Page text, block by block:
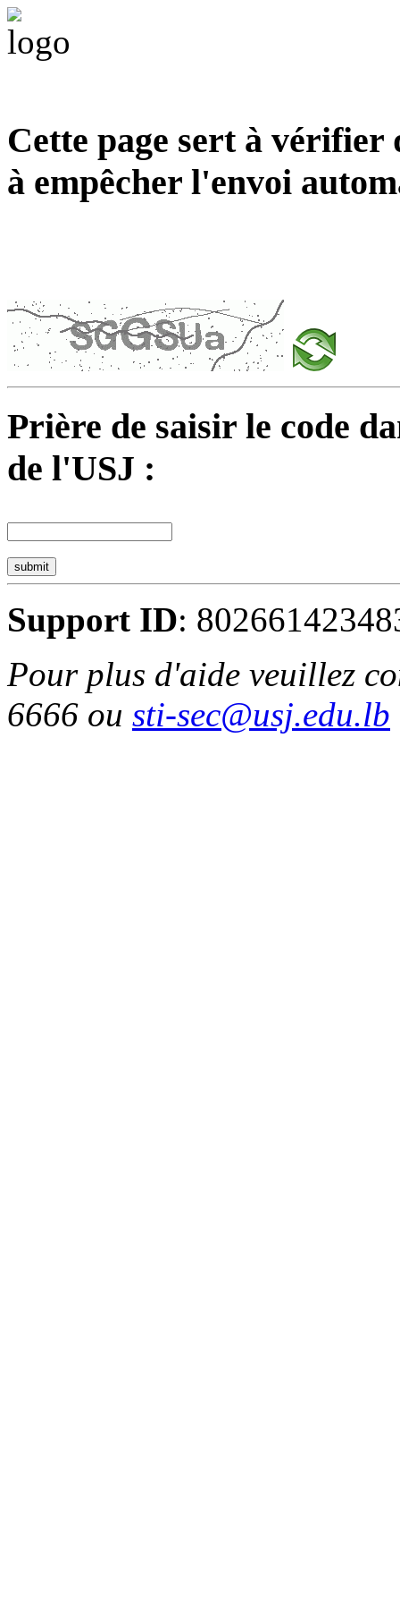
Cette page sert à vérifier
à empêcher l'envoi
Prière de saisir le code
de l'USJ :
submit
Support ID:
Pour plus d'aide veuillez
6666 ou sti-sec@usj.edu.lb